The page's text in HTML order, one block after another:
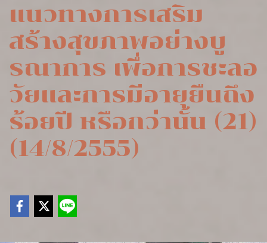
แนวทางการเสริม
สร้างสุขภาพอย่างบู
รณาการ เพื่อการชะลอ
วัยและการมีอายุยืนถึง
ร้อยปี หรือกว่านั้น (21)
(14/8/2555)